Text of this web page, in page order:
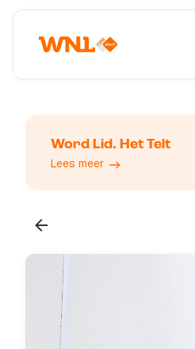
Word Lid. Het Telt
Lees meer